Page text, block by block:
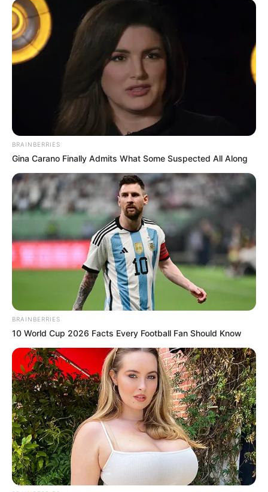
DNA Analysis Revealed The Sick Truth About Ancient
Vikings
BRAINBERRIES
Who Will Take On The Iconic Role Next? Bond
Casting Rumors
BRAINBERRIES
Tarantino Wants To End His Career With This Movie?
BRAINBERRIES
BRAINBERRIES
Gina Carano Finally Admits What Some Suspected All Along
BRAINBERRIES
10 World Cup 2026 Facts Every Football Fan Should Know